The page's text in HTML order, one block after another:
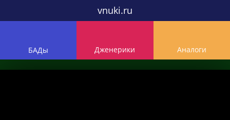
vnuki.ru
БАДы Дженерики Аналоги